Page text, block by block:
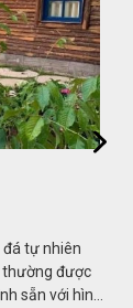
nhiên
được
với hình